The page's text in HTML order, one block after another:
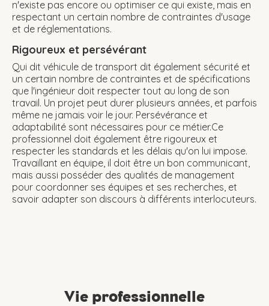
n'existe pas encore ou optimiser ce qui existe, mais en
respectant un certain nombre de contraintes d'usage
et de réglementations.
Rigoureux et persévérant
Qui dit véhicule de transport dit également sécurité et
un certain nombre de contraintes et de spécifications
que l'ingénieur doit respecter tout au long de son
travail. Un projet peut durer plusieurs années, et parfois
même ne jamais voir le jour. Persévérance et
adaptabilité sont nécessaires pour ce métier.Ce
professionnel doit également être rigoureux et
respecter les standards et les délais qu'on lui impose.
Travaillant en équipe, il doit être un bon communicant,
mais aussi posséder des qualités de management
pour coordonner ses équipes et ses recherches, et
savoir adapter son discours à différents interlocuteurs.
Vie professionnelle